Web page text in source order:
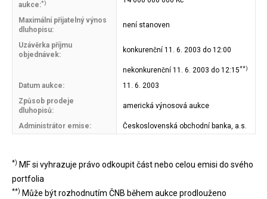
aukce:*)
Maximální přijatelný výnos
dluhopisu:
není stanoven
Uzávěrka příjmu
objednávek:
konkurenční 11. 6. 2003 do 12:00
nekonkurenční 11. 6. 2003 do 12:15**)
Datum aukce:
11. 6. 2003
Způsob prodeje
dluhopisů:
americká výnosová aukce
Administrátor emise: Československá obchodní banka, a.s.
*) MF si vyhrazuje právo odkoupit část nebo celou emisi do svého
portfolia
**) Může být rozhodnutím ČNB během aukce prodlouženo